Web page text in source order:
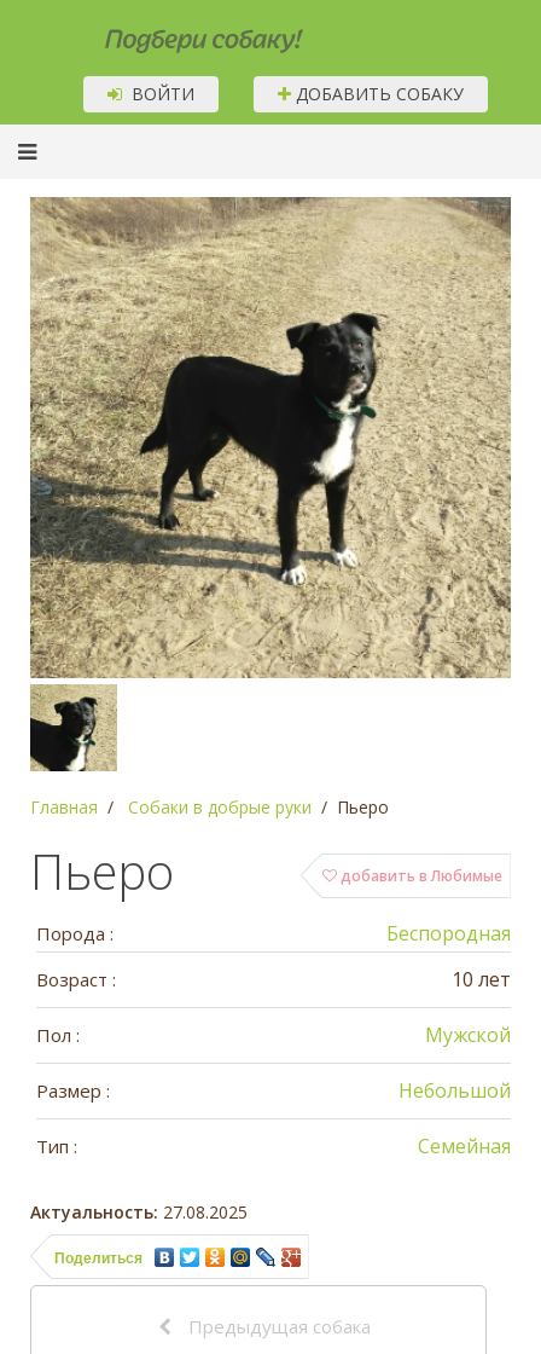
Подбери собаку!
ВОЙТИ ДОБАВИТЬ СОБАКУ
Главная Собаки в добрые руки Пьеро
добавить в Любимые
Пьеро
Порода : Беспородная
Возраст : 10 лет
Пол : Мужской
Размер : Небольшой
Тип : Семейная
Актуальность: 27.08.2025
Поделиться
Предыдущая собака